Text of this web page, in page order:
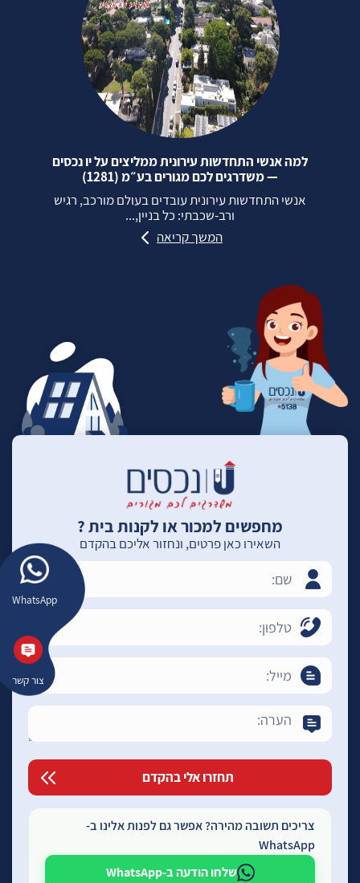
WhatsApp
צור קשר
למה אנשי התחדשות עירונית ממליצים על יו נכסים
— משדרגים לכם מגורים בע״מ (1281)
אנשי התחדשות עירונית עובדים בעולם מורכב, רגיש
ורב‑שכבתי: כל בניין,...
המשך קריאה
מחפשים למכור או לקנות בית ?
השאירו כאן פרטים, ונחזור אליכם בהקדם
צריכים תשובה מהירה? אפשר גם לפנות אלינו ב-
WhatsApp
שלחו הודעה ב-WhatsApp